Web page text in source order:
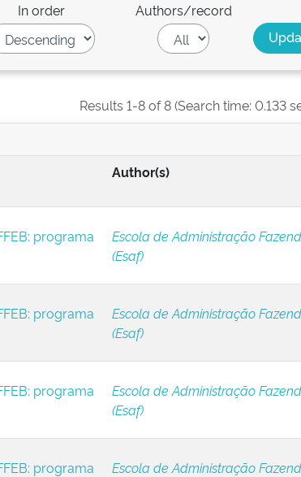
In order Authors/record
Results 1-8 of 8 (Search time: 0.133
Author(s)
programa
Escola de Administração
(Esaf)
programa
Escola de Administração
(Esaf)
programa
Escola de Administração
(Esaf)
programa
Escola de Administração